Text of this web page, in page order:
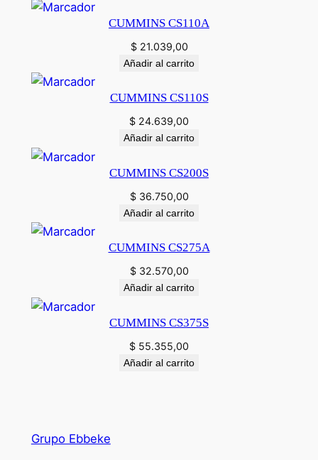
CUMMINS CS110A
$21.039,00
Añadir al carrito
CUMMINS CS110S
$ 24.639,00
Añadir al carrito
CUMMINS CS200S
$36.750,00
Añadir al carrito
CUMMINS CS275A
$32.570,00
Añadir al carrito
CUMMINS CS375S
$ 55.355,00
Añadir al carrito
Grupo Ebbeke